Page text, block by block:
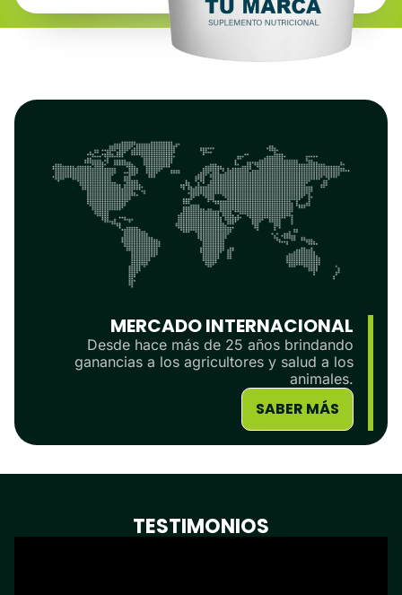
MERCADO INTERNACIONAL
Desde hace más de 25 años brindando
ganancias a los agricultores y salud a los
animales.
SABER MÁS
TESTIMONIOS